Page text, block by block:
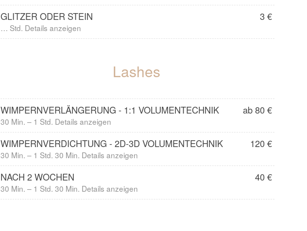
GLITZER ODER STEIN 3 €
… Std. Details anzeigen
Lashes
WIMPERNVERLÄNGERUNG - 1:1 VOLUMENTECHNIK ab 80 €
30 Min. – 1 Std. Details anzeigen
WIMPERNVERDICHTUNG - 2D-3D VOLUMENTECHNIK 120 €
30 Min. – 1 Std. 30 Min. Details anzeigen
NACH 2 WOCHEN 40 €
30 Min. – 1 Std. 30 Min. Details anzeigen